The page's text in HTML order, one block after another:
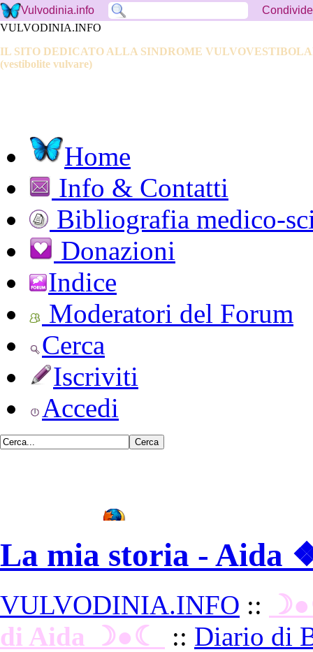
Vulvodinia.info
VULVODINIA.INFO
IL SITO DEDICATO ALLA SINDROME
(vestibolite vulvare)
Home
Info & Contatti
Bibliografia medico-
Donazioni
Indice
Moderatori del Forum
Cerca
Iscriviti
Accedi
La mia storia - Aida
VULVODINIA.INFO ::
di Aida ☽●☾
:: Diario di